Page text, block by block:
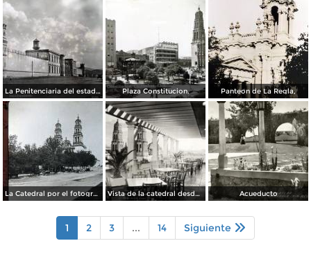
La Penitenciaria del estado. Plaza Constitucion. Panteon de La Regla,
La Catedral por el fotografo William H. Rau.. Vista de la catedral desde el Hotel Palacio Hilton Acueducto
1 2 3 ... 14 Siguiente